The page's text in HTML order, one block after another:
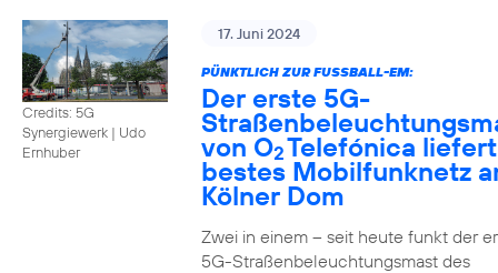
Credits: 5G
Synergiewerk | Udo
Ernhuber
17. Juni 2024
PÜNKTLICH ZUR FUSSBALL-EM:
Der erste 5G-
von O2Telefónica liefert
bestes Mobilfunknetz
Kölner Dom
Zwei in einem – seit heute funkt der
5G-Straßenbeleuchtungsmast des